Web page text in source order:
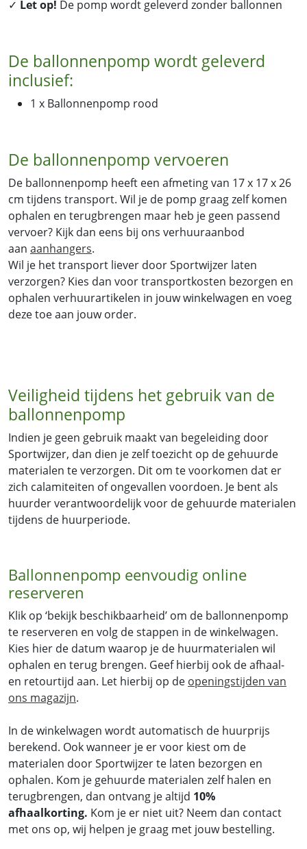
✓ Let op! De pomp wordt geleverd zonder ballonnen
De ballonnenpomp wordt geleverd
inclusief:
1 x Ballonnenpomp rood
De ballonnenpomp vervoeren
De ballonnenpomp heeft een afmeting van 17 x 17 x 26
cm tijdens transport. Wil je de pomp graag zelf komen
ophalen en terugbrengen maar heb je geen passend
vervoer? Kijk dan eens bij ons verhuuraanbod
aan aanhangers.
Wil je het transport liever door Sportwijzer laten
verzorgen? Kies dan voor transportkosten bezorgen en
ophalen verhuurartikelen in jouw winkelwagen en voeg
deze toe aan jouw order.
Veiligheid tijdens het gebruik van de
ballonnenpomp
Indien je geen gebruik maakt van begeleiding door
Sportwijzer, dan dien je zelf toezicht op de gehuurde
materialen te verzorgen. Dit om te voorkomen dat er
zich calamiteiten of ongevallen voordoen. Je bent als
huurder verantwoordelijk voor de gehuurde materialen
tijdens de huurperiode.
Ballonnenpomp eenvoudig online
reserveren
Klik op ‘bekijk beschikbaarheid’ om de ballonnenpomp
te reserveren en volg de stappen in de winkelwagen.
Kies hier de datum waarop je de huurmaterialen wil
ophalen en terug brengen. Geef hierbij ook de afhaal-
en retourtijd aan. Let hierbij op de openingstijden van
ons magazijn.
In de winkelwagen wordt automatisch de huurprijs
berekend. Ook wanneer je er voor kiest om de
materialen door Sportwijzer te laten bezorgen en
ophalen. Kom je gehuurde materialen zelf halen en
terugbrengen, dan ontvang je altijd 10%
afhaalkorting. Kom je er niet uit? Neem dan contact
met ons op, wij helpen je graag met jouw bestelling.